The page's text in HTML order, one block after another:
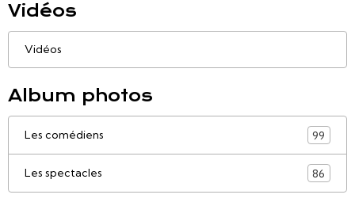
Vidéos
Vidéos
Album photos
Les comédiens 99
Les spectacles 86